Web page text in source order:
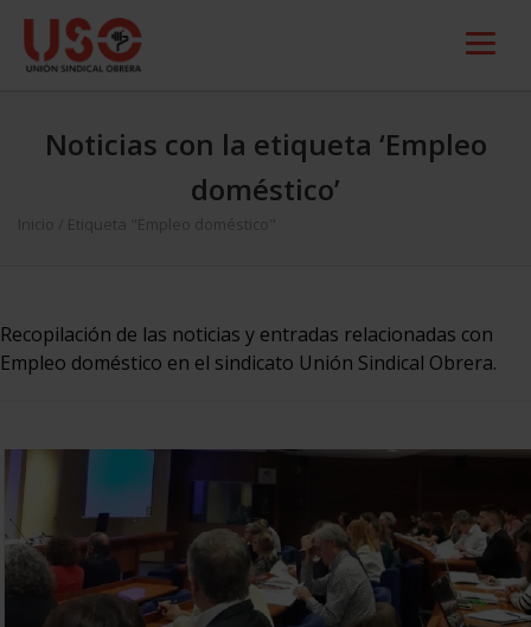
Noticias con la etiqueta ‘Empleo
doméstico’
Inicio Etiqueta "Empleo doméstico"
Recopilación de las noticias y entradas relacionadas con
Empleo doméstico en el sindicato Unión Sindical Obrera.